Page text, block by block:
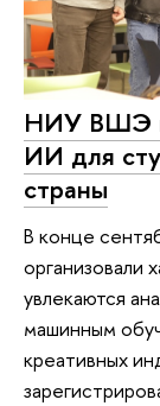
НИУ ВШЭ и
ИИ для
страны
В конце
организовали
увлекаются
машинным
креативных